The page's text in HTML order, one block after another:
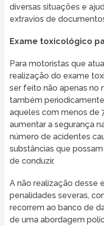
diversas situações e
extravios de
Exame toxicológico
Para motoristas que
realização do exame
ser feito não apenas no
também
aqueles com menos de
aumentar a segurança
número de acidentes
substâncias que
de conduzir.
A não realização desse
penalidades severas,
recorrem ao banco de
de uma abordagem